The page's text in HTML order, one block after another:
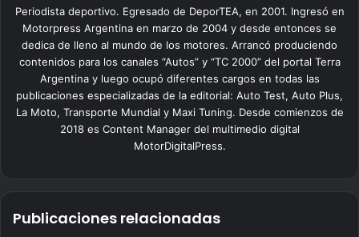
Periodista deportivo. Egresado de DeporTEA, en 2001. Ingresó en
Motorpress Argentina en marzo de 2004 y desde entonces se
dedica de lleno al mundo de los motores. Arrancó produciendo
contenidos para los canales “Autos” y “TC 2000” del portal Terra
Argentina y luego ocupó diferentes cargos en todas las
publicaciones especializadas de la editorial: Auto Test, Auto Plus,
La Moto, Transporte Mundial y Maxi Tuning. Desde comienzos de
2018 es Content Manager del multimedio digital
MotorDigitalPress.
Publicaciones relacionadas